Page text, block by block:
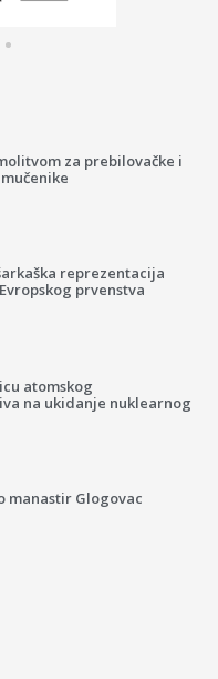
za prebilovačke i
reprezentacija
prvenstva
atomskog
na ukidanje nuklearnog
manastir Glogovac